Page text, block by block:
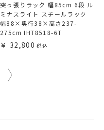
突っ張りラック 幅85cm 6段 ル
ミナスライト スチールラック
幅88×奥行38×高さ237-
275cm IHT8518-6T
32,800